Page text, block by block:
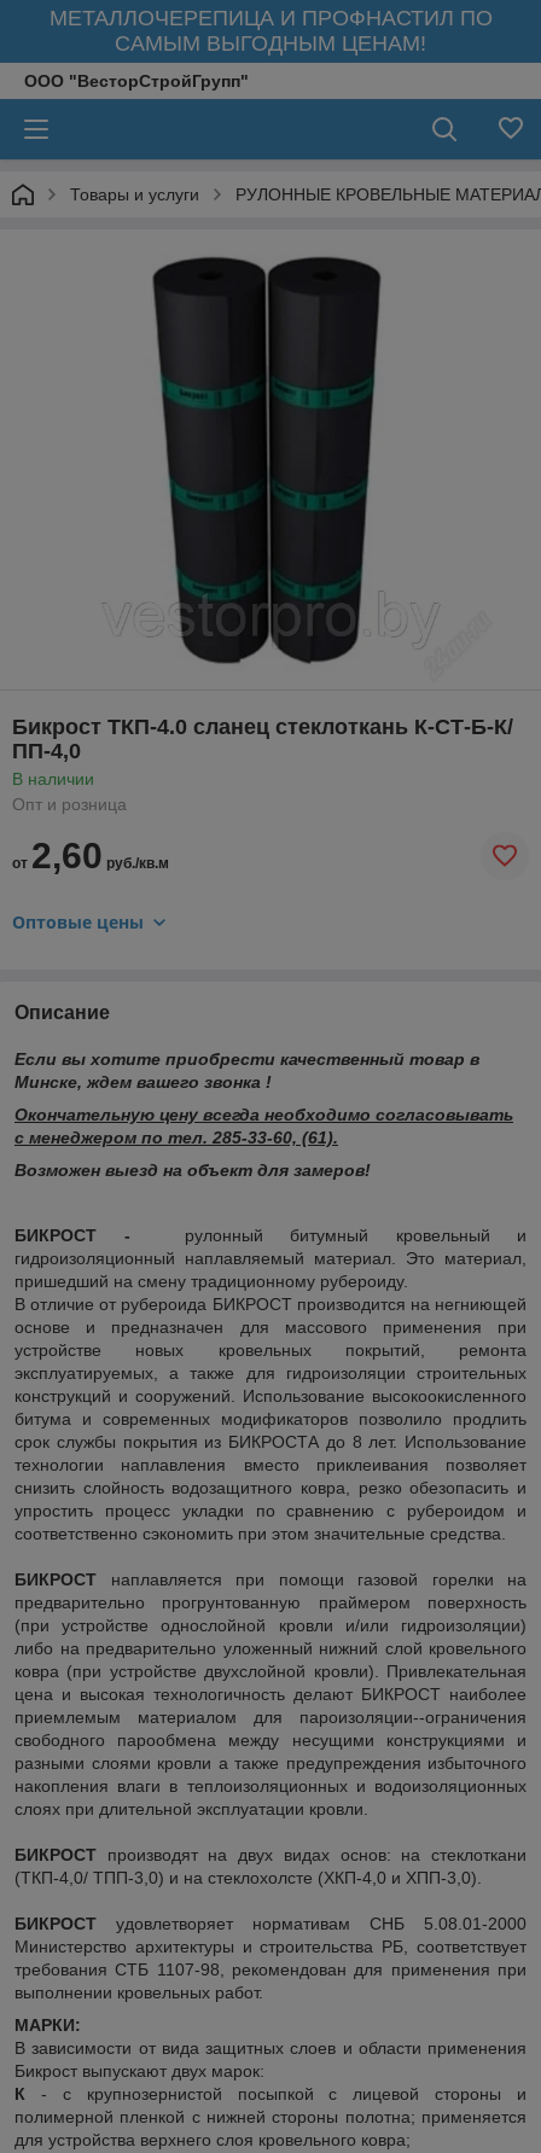
МЕТАЛЛОЧЕРЕПИЦА И ПРОФНАСТИЛ ПО
САМЫМ ВЫГОДНЫМ ЦЕНАМ!
ООО "ВесторСтройГрупп"
Товары и услуги РУЛОННЫЕ КРОВЕЛЬНЫЕ
Бикрост ТКП-4.0 сланец стеклоткань К-СТ-Б-К/
ПП-4,0
В наличии
Опт и розница
от 2,60 руб./кв.м
Оптовые цены
Описание
Если вы хотите приобрести качественный товар в
Минске, ждем вашего звонка !
Окончательную цену всегда необходимо согласовывать
с менеджером по тел. 285-33-60, (61).
Возможен выезд на объект для замеров!
БИКРОСТ -
рулонный битумный кровельный и
гидроизоляционный наплавляемый материал. Это материал,
пришедший на смену традиционному рубероиду.
В отличие от рубероида БИКРОСТ производится на негниющей
основе и предназначен для массового применения при
устройстве новых кровельных покрытий, ремонта
эксплуатируемых, а также для гидроизоляции строительных
конструкций и сооружений. Использование высокоокисленного
битума и современных модификаторов позволило продлить
срок службы покрытия из БИКРОСТА до 8 лет. Использование
технологии наплавления вместо приклеивания позволяет
снизить слойность водозащитного ковра, резко обезопасить и
упростить процесс укладки по сравнению с рубероидом и
соответственно сэкономить при этом значительные средства.
БИКРОСТ наплавляется при помощи газовой горелки на
предварительно прогрунтованную праймером поверхность
(при устройстве однослойной кровли и/или гидроизоляции)
либо на предварительно уложенный нижний слой кровельного
ковра (при устройстве двухслойной кровли). Привлекательная
цена и высокая технологичность делают БИКРОСТ наиболее
приемлемым материалом для пароизоляции--ограничения
свободного парообмена между несущими конструкциями и
разными слоями кровли а также предупреждения избыточного
накопления влаги в теплоизоляционных и водоизоляционных
слоях при длительной эксплуатации кровли.
БИКРОСТ производят на двух видах основ: на стеклоткани
(ТКП-4,0/ ТПП-3,0) и на стеклохолсте (ХКП-4,0 и ХПП-3,0).
БИКРОСТ удовлетворяет нормативам СНБ 5.08.01-2000
Министерство архитектуры и строительства РБ, соответствует
требования СТБ 1107-98, рекомендован для применения при
выполнении кровельных работ.
МАРКИ:
В зависимости от вида защитных слоев и области применения
Бикрост выпускают двух марок:
К - с крупнозернистой посыпкой с лицевой стороны и
полимерной пленкой с нижней стороны полотна; применяется
для устройства верхнего слоя кровельного ковра;